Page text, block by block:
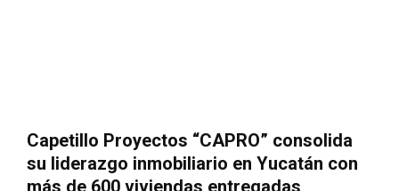
Capetillo Proyectos “CAPRO” consolida
su liderazgo inmobiliario en Yucatán con
más de 600 viviendas entregadas